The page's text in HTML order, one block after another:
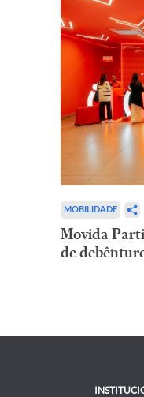
MOBILIDADE
Movida
de